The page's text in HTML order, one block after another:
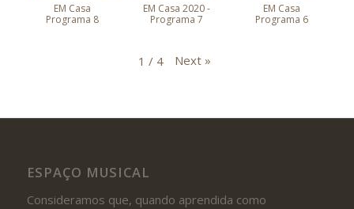
EM Casa
Programa 8
EM Casa 2020 -
Programa 7
EM Casa
Programa 6
1 / 4 Next »
ESPAÇO MUSICAL
Consideramos que, quando aprendida como